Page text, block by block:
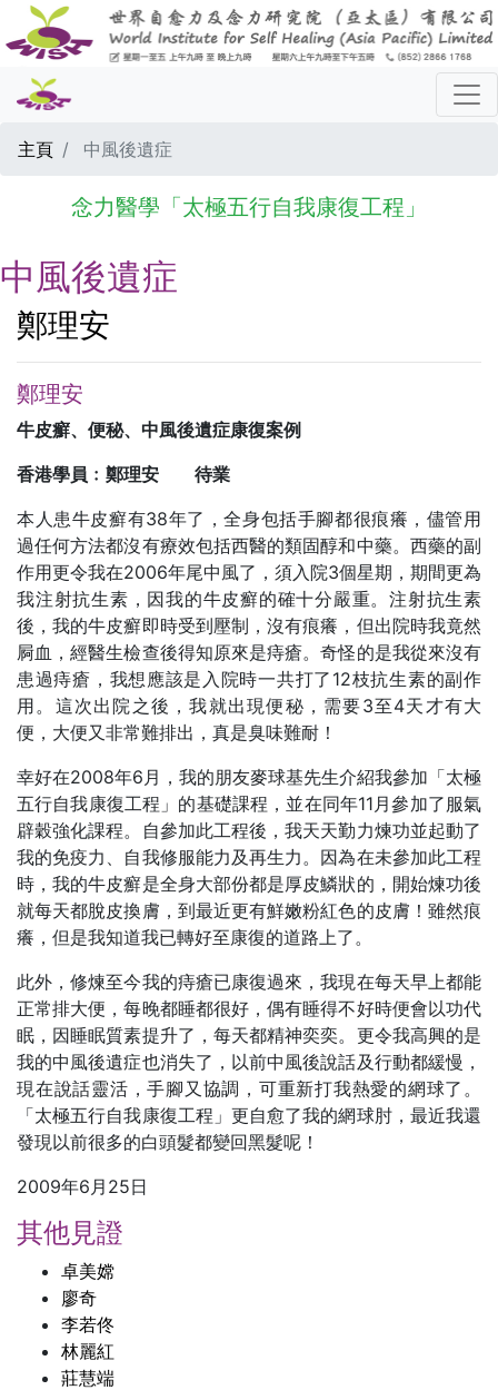
主頁 中風後遺症
念力醫學「太極五行自我康復工程」
中風後遺症
鄭理安
鄭理安
牛皮癬、便秘、中風後遺症康復案例
香港學員﹕鄭理安 待業
本人患牛皮癬有38年了，全身包括手腳都很痕癢，儘管用
過任何方法都沒有療效包括西醫的類固醇和中藥。西藥的副
作用更令我在2006年尾中風了，須入院3個星期，期間更為
我注射抗生素，因我的牛皮癬的確十分嚴重。注射抗生素
後，我的牛皮癬即時受到壓制，沒有痕癢，但出院時我竟然
屙血，經醫生檢查後得知原來是痔瘡。奇怪的是我從來沒有
患過痔瘡，我想應該是入院時一共打了12枝抗生素的副作
用。這次出院之後，我就出現便秘，需要3至4天才有大
便，大便又非常難排出，真是臭味難耐！
幸好在2008年6月，我的朋友麥球基先生介紹我參加「太極
五行自我康復工程」的基礎課程，並在同年11月參加了服氣
辟穀強化課程。自參加此工程後，我天天勤力煉功並起動了
我的免疫力、自我修服能力及再生力。因為在未參加此工程
時，我的牛皮癬是全身大部份都是厚皮鱗狀的，開始煉功後
就每天都脫皮換膚，到最近更有鮮嫩粉紅色的皮膚！雖然痕
癢，但是我知道我已轉好至康復的道路上了。
此外，修煉至今我的痔瘡已康復過來，我現在每天早上都能
正常排大便，每晚都睡都很好，偶有睡得不好時便會以功代
眠，因睡眠質素提升了，每天都精神奕奕。更令我高興的是
我的中風後遺症也消失了，以前中風後說話及行動都緩慢，
現在說話靈活，手腳又協調，可重新打我熱愛的網球了。
「太極五行自我康復工程」更自愈了我的網球肘，最近我還
發現以前很多的白頭髮都變回黑髮呢！
2009年6月25日
其他見證
卓美嫦
廖奇
李若佟
林麗紅
莊慧端